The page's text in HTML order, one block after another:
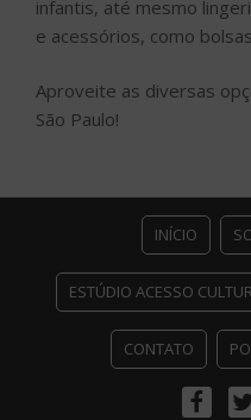
infantis, até mesmo
e acessórios, como
Aproveite as diversas
São Paulo!
INÍCIO
ESTÚDIO ACESSO
CONTATO